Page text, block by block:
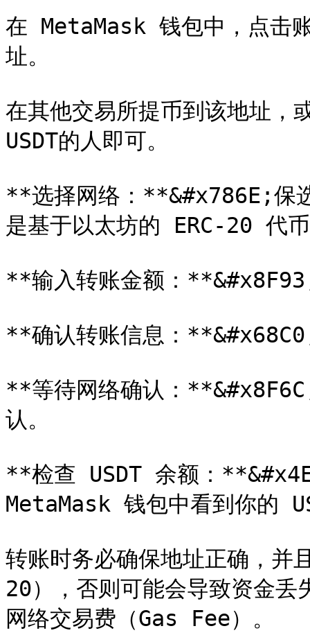
在 MetaMask 钱包中，点击
址。
在其他交易所提币到该地址，
USDT的人即可。
**选择网络：**&#x786E;保
是基于以太坊的 ERC-20 代
**输入转账金额：
**确认转账信息：
**等待网络确认：
认。
**检查 USDT 余额：
MetaMask 钱包中看到你的
转账时务必确保地址正确，并
20），否则可能会导致资金丢
网络交易费（Gas Fee）。